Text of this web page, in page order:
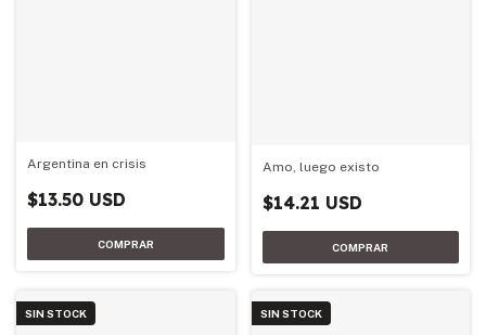
Argentina en crisis
$13.50 USD
Amo, luego existo
$14.21 USD
SIN STOCK SIN STOCK